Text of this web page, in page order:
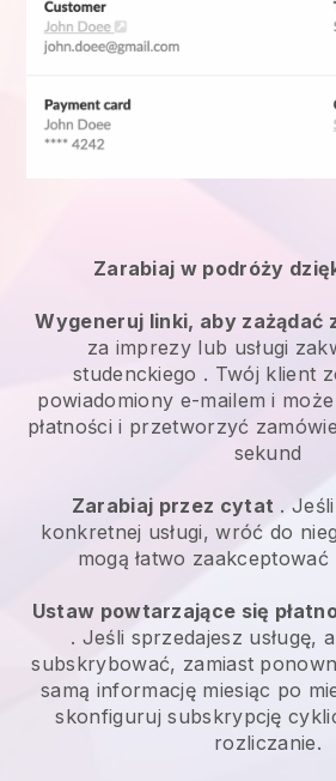
Zarabiaj w podróży
Wygeneruj linki, aby zażądać
za imprezy lub usługi
studenckiego . Twój klient
powiadomiony e-mailem i
płatności i przetworzyć
sekund
Zarabiaj przez cytat .
konkretnej usługi, wróć do
mogą łatwo
Ustaw powtarzające się
. Jeśli sprzedajesz usługę,
subskrybować, zamiast
samą informację miesiąc po
skonfiguruj subskrypcję
rozliczanie.